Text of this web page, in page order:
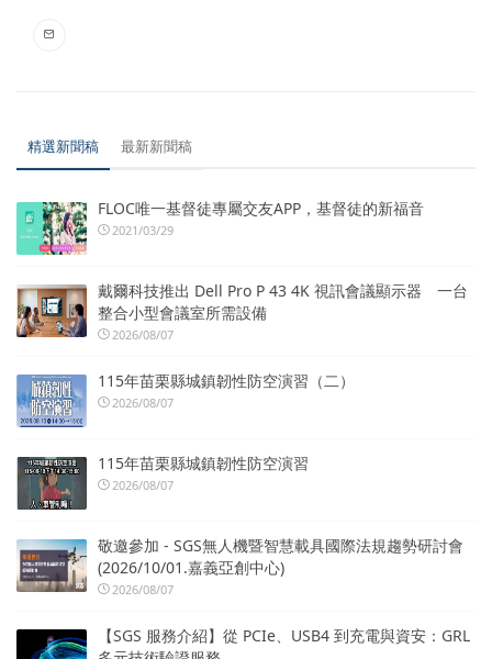
精選新聞稿 最新新聞稿
FLOC唯一基督徒專屬交友APP，基督徒的新福音
2021/03/29
戴爾科技推出 Dell Pro P 43 4K 視訊會議顯示器 一台
整合小型會議室所需設備
2026/08/07
115年苗栗縣城鎮韌性防空演習（二）
2026/08/07
115年苗栗縣城鎮韌性防空演習
2026/08/07
敬邀參加 - SGS無人機暨智慧載具國際法規趨勢研討會
(2026/10/01.嘉義亞創中心)
2026/08/07
【SGS 服務介紹】從 PCIe、USB4 到充電與資安：GRL